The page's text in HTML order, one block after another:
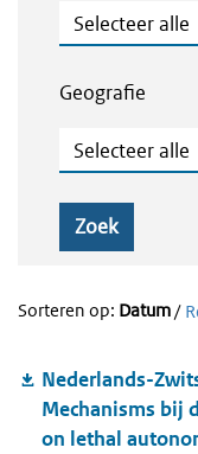
Publicatietype
Geografie
Geografie
Zoek
Sorteren op: Datum/
Nederlands-
Mechanisms bij
on lethal